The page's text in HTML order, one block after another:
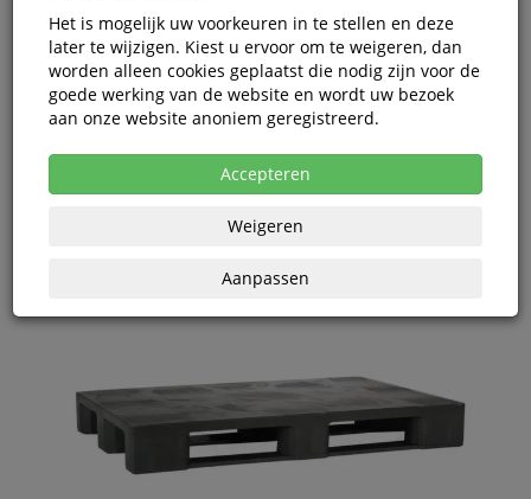
Kiga Kunststofftechnik
hygiënepallet,PE-
regeneraat,HxLxB
155x1200x800mm
Het is mogelijk uw voorkeuren in te stellen en deze
later te wijzigen. Kiest u ervoor om te weigeren, dan
worden alleen cookies geplaatst die nodig zijn voor de
goede werking van de website en wordt uw bezoek
aan onze website anoniem geregistreerd.
Accepteren
Weigeren
Aanpassen